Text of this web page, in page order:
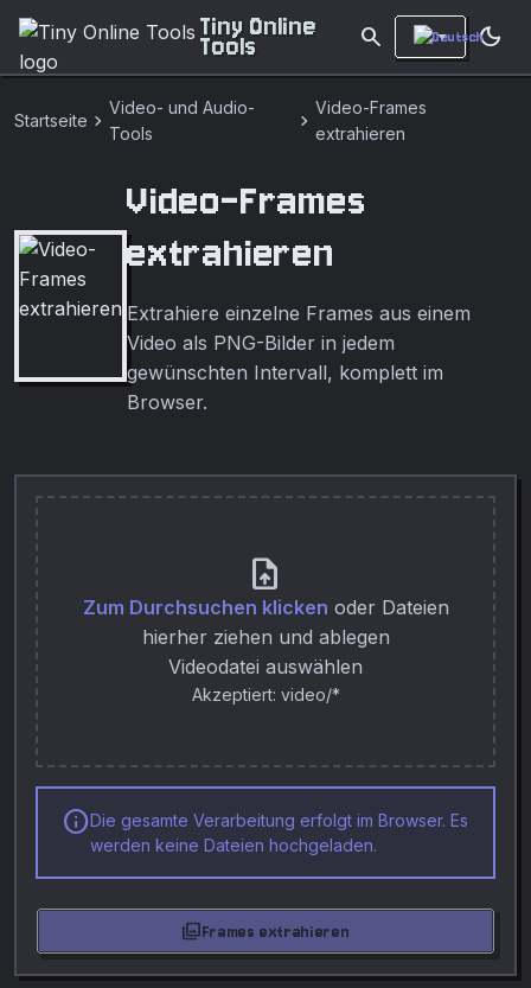
Tiny Online
Tools search dark_mode
Startseite chevron_right
Video- und Audio-
Tools
chevron_right
Video-Frames
extrahieren
Video-Frames
extrahieren
Extrahiere einzelne Frames aus einem
Video als PNG-Bilder in jedem
gewünschten Intervall, komplett im
Browser.
upload_file
Zum Durchsuchen klicken oder Dateien
hierher ziehen und ablegen
Videodatei auswählen
Akzeptiert: video/*
infoDie gesamte Verarbeitung erfolgt im Browser. Es
werden keine Dateien hochgeladen.
photo_libraryFrames extrahieren